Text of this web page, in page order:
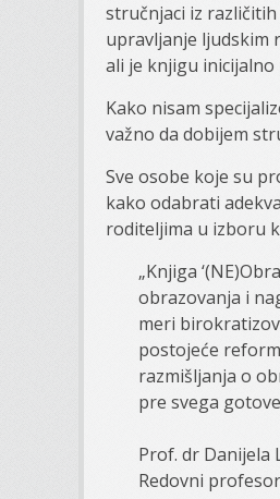
stručnjaci iz
upravljanje ljudskim
ali je knjigu
Kako nisam
važno da dobijem
Sve osobe koje su
kako odabrati
roditeljima u izboru
„Knjiga
obrazovanja i
meri
postojeće
razmišljanja o
pre svega
Prof. dr Danijela
Redovni